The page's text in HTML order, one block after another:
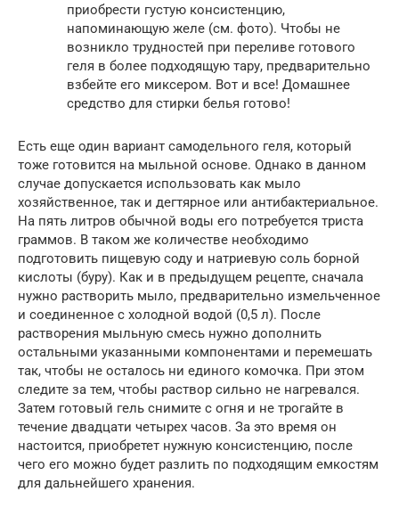
приобрести густую консистенцию,
напоминающую желе (см. фото). Чтобы не
возникло трудностей при переливе готового
геля в более подходящую тару, предварительно
взбейте его миксером. Вот и все! Домашнее
средство для стирки белья готово!
Есть еще один вариант самодельного геля, который
тоже готовится на мыльной основе. Однако в данном
случае допускается использовать как мыло
хозяйственное, так и дегтярное или антибактериальное.
На пять литров обычной воды его потребуется триста
граммов. В таком же количестве необходимо
подготовить пищевую соду и натриевую соль борной
кислоты (буру). Как и в предыдущем рецепте, сначала
нужно растворить мыло, предварительно измельченное
и соединенное с холодной водой (0,5 л). После
растворения мыльную смесь нужно дополнить
остальными указанными компонентами и перемешать
так, чтобы не осталось ни единого комочка. При этом
следите за тем, чтобы раствор сильно не нагревался.
Затем готовый гель снимите с огня и не трогайте в
течение двадцати четырех часов. За это время он
настоится, приобретет нужную консистенцию, после
чего его можно будет разлить по подходящим емкостям
для дальнейшего хранения.